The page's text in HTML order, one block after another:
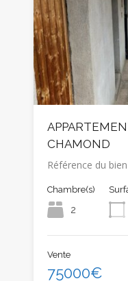
CHAMOND
Référence du
Chambre(s)
2
Vente
75000€